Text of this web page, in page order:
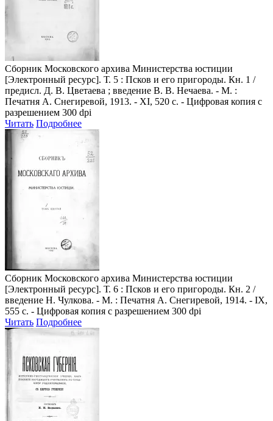
Сборник Московского архива Министерства юстиции
[Электронный ресурс]. Т. 5 : Псков и его пригороды. Кн. 1 /
предисл. Д. В. Цветаева ; введение В. В. Нечаева. - М. :
Печатня А. Снегиревой, 1913. - XI, 520 с. - Цифровая копия с
разрешением 300 dpi
Читать Подробнее
Сборник Московского архива Министерства юстиции
[Электронный ресурс]. Т. 6 : Псков и его пригороды. Кн. 2 /
введение Н. Чулкова. - М. : Печатня А. Снегиревой, 1914. - IX,
555 с. - Цифровая копия с разрешением 300 dpi
Читать Подробнее